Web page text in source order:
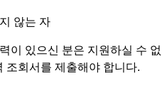
않는 자
이 있으신 분은 지원하실 수 없
조회서를 제출해야 합니다.